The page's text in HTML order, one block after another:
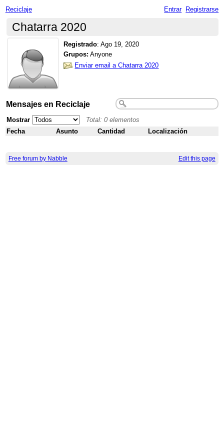
Reciclaje Entrar Registrarse
Chatarra 2020
Registrado:Ago 19, 2020
Grupos: Anyone
Enviar email a Chatarra 2020
Mensajes en Reciclaje
Mostrar
Total: 0 elementos
Fecha
Asunto Cantidad Localización
Free forum by Nabble Edit this page